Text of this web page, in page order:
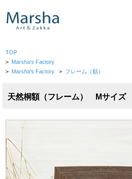
TOP
> Marsha's Factory
> Marsha's Factory > フレーム（額）
天然桐額（フレーム） Mサイズ